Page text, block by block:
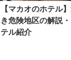
【マカオのホテル
き危険地区の解説
テル紹介